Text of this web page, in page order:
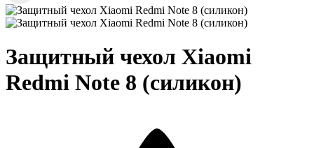
Защитный чехол Xiaomi
Redmi Note 8 (силикон)